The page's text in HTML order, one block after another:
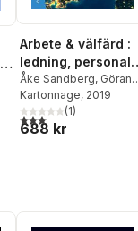
Arbete & välfärd :
ledning, personal
och
ller i Sverige
Åke Sandberg, Göran
Ahrne,Gunnar
Aronsson,
Bergman
Tina Forsberg,Carl le
Grand,Patrik Hall,
Kartonnage, 2019
3,0utav 5 stjärnor.
(1)
688 kr